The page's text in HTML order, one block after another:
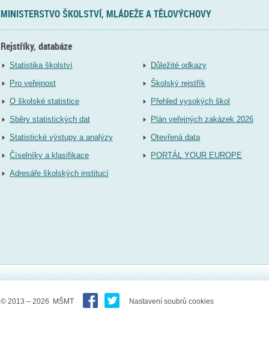
MINISTERSTVO ŠKOLSTVÍ, MLÁDEŽE A TĚLOVÝCHOVY
Rejstříky, databáze
Statistika školství
Pro veřejnost
O školské statistice
Sběry statistických dat
Statistické výstupy a analýzy
Číselníky a klasifikace
Adresáře školských institucí
Důležité odkazy
Školský rejstřík
Přehled vysokých škol
Plán veřejných zakázek 2026
Otevřená data
PORTÁL YOUR EUROPE
© 2013 – 2026 MŠMT Nastavení soubrů cookies